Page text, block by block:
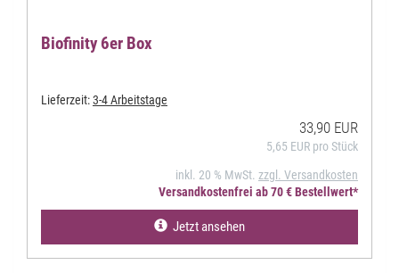
Biofinity 6er Box
Lieferzeit:3-4 Arbeitstage
33,90 EUR
5,65 EUR pro Stück
inkl. 20 % MwSt. zzgl. Versandkosten
Versandkostenfrei ab 70 € Bestellwert*
Jetzt ansehen